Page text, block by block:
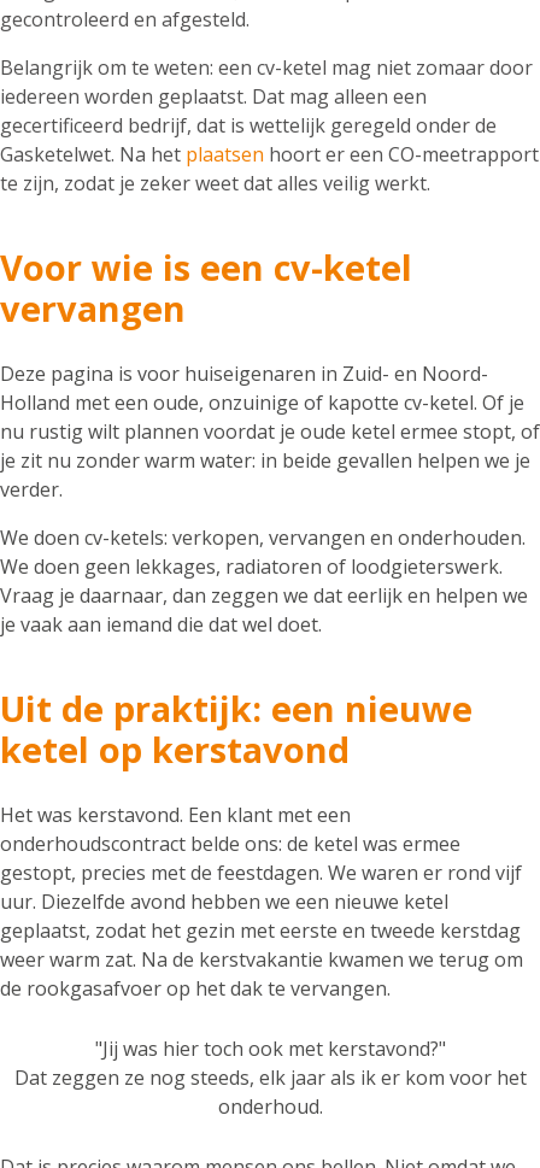
gecontroleerd en afgesteld.
Belangrijk om te weten: een cv-ketel mag niet zomaar door
iedereen worden geplaatst. Dat mag alleen een
gecertificeerd bedrijf, dat is wettelijk geregeld onder de
Gasketelwet. Na het plaatsen hoort er een CO-meetrapport
te zijn, zodat je zeker weet dat alles veilig werkt.
Voor wie is een cv-ketel
vervangen
Deze pagina is voor huiseigenaren in Zuid- en Noord-
Holland met een oude, onzuinige of kapotte cv-ketel. Of je
nu rustig wilt plannen voordat je oude ketel ermee stopt, of
je zit nu zonder warm water: in beide gevallen helpen we je
verder.
We doen cv-ketels: verkopen, vervangen en onderhouden.
We doen geen lekkages, radiatoren of loodgieterswerk.
Vraag je daarnaar, dan zeggen we dat eerlijk en helpen we
je vaak aan iemand die dat wel doet.
Uit de praktijk: een nieuwe
ketel op kerstavond
Het was kerstavond. Een klant met een
onderhoudscontract belde ons: de ketel was ermee
gestopt, precies met de feestdagen. We waren er rond vijf
uur. Diezelfde avond hebben we een nieuwe ketel
geplaatst, zodat het gezin met eerste en tweede kerstdag
weer warm zat. Na de kerstvakantie kwamen we terug om
de rookgasafvoer op het dak te vervangen.
"Jij was hier toch ook met kerstavond?"
Dat zeggen ze nog steeds, elk jaar als ik er kom voor het
onderhoud.